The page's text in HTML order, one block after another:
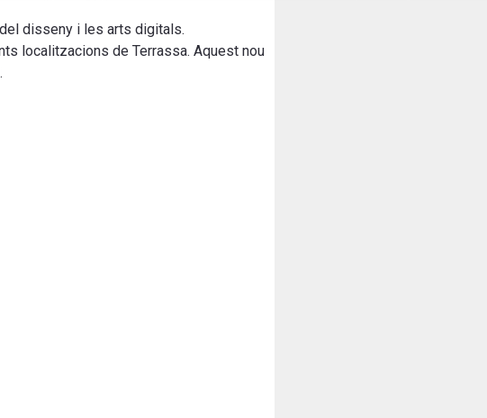
disseny i les arts digitals.
localitzacions de Terrassa. Aquest nou
.